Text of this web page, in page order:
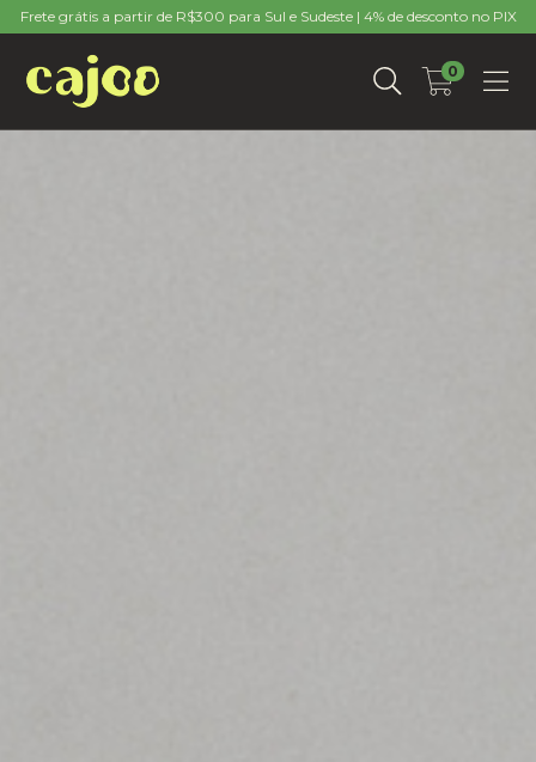
Frete grátis a partir de R$300 para Sul e Sudeste | 4% de desconto no PIX
0